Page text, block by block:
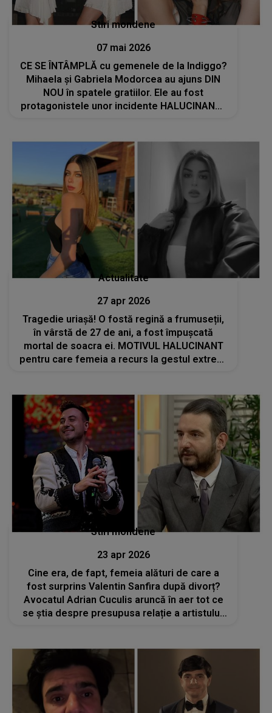
Stiri mondene
07 mai 2026
CE SE ÎNTÂMPLĂ cu gemenele de la Indiggo?
Mihaela și Gabriela Modorcea au ajuns DIN
NOU în spatele gratiilor. Ele au fost
protagonistele unor incidente HALUCINANTE
Actualitate
27 apr 2026
Tragedie uriașă! O fostă regină a frumuseții,
în vârstă de 27 de ani, a fost împușcată
mortal de soacra ei. MOTIVUL HALUCINANT
pentru care femeia a recurs la gestul extrem:
Stiri mondene
23 apr 2026
Cine era, de fapt, femeia alături de care a
fost surprins Valentin Sanfira după divorț?
Avocatul Adrian Cuculis aruncă în aer tot ce
se știa despre presupusa relație a artistului: